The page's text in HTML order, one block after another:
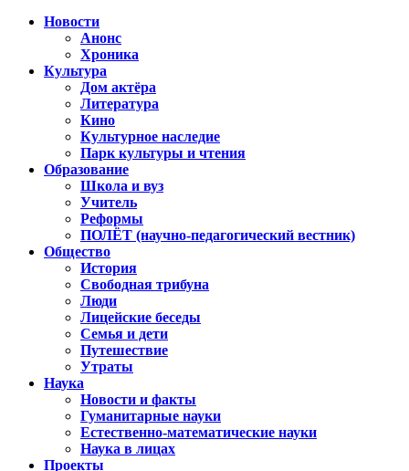
Новости
Анонс
Хроника
Культура
Дом актёра
Литература
Кино
Культурное наследие
Парк культуры и чтения
Образование
Школа и вуз
Учитель
Реформы
ПОЛЁТ (научно-педагогический вестник)
Общество
История
Свободная трибуна
Люди
Лицейские беседы
Семья и дети
Путешествие
Утраты
Наука
Новости и факты
Гуманитарные науки
Естественно-математические науки
Наука в лицах
Проекты